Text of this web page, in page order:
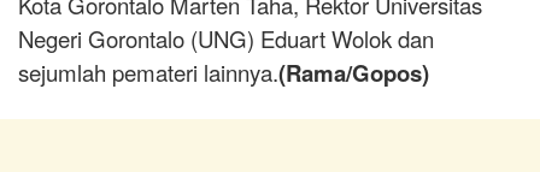
Negeri Gorontalo (UNG) Eduart Wolok dan
sejumlah pemateri lainnya.(Rama/Gopos)